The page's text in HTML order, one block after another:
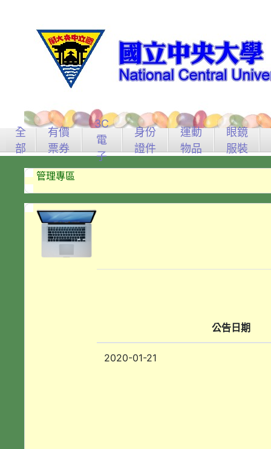
全
部
有價
票券
3C
電
子
身份
證件
運動
物品
眼鏡
服裝
管理專區
公告日期
2020-01-21